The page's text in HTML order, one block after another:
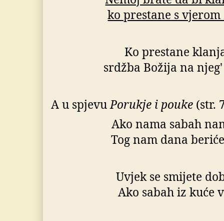
ko prestane s vjerom
Ko prestane
srdžba Božija na
A u spjevuPorukje i pouke (str.
Ako nama sabah
Tog nam dana
Uvjek se smijete
Ako sabah iz kuće